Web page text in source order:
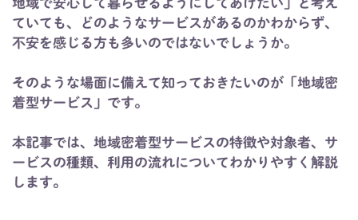
地域で安心して暮らせるようにしてあげたい」と考え
ていても、どのようなサービスがあるのかわからず、
不安を感じる方も多いのではないでしょうか。
そのような場面に備えて知っておきたいのが「地域密
着型サービス」です。
本記事では、地域密着型サービスの特徴や対象者、サ
ービスの種類、利用の流れについてわかりやすく解説
します。